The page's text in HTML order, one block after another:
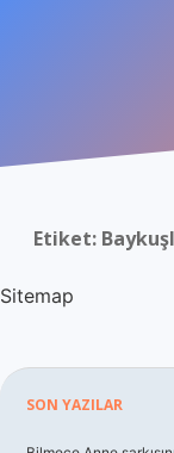
Yasal Uyarı
Hakkımızda
Etiket:
Sitemap
Sidebar
SON YAZILAR